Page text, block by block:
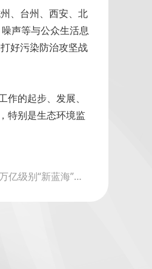
、台州、西安、北
声等与公众生活息
好污染防治攻坚战
的起步、发展、
特别是生态环境监
下一篇: 新基建+环保 万亿级别“新蓝海”拉开序幕